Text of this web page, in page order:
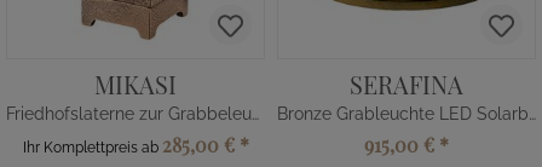
MIKASI
Friedhofslaterne zur Grabbeleuchtung
Ihr Komplettpreis ab 285,00 € *
SERAFINA
Bronze Grableuchte LED Solarbetrieben
915,00 € *